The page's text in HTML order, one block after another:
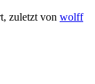
zuletzt von wolff